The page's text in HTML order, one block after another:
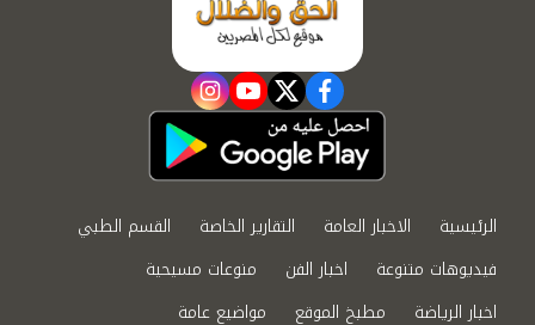
facebook
twitter
youtube
instagram
الرئيسية الاخبار العامة التقارير الخاصة
القسم الطبي
فيديوهات متنوعة
اخبار الفن
منوعات مسيحية
اخبار الرياضة
مطبخ الموقع مواضيع عامة